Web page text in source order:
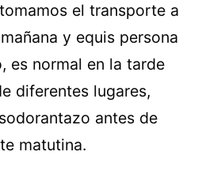
el transporte a
y equis persona
es normal en la tarde
diferentes lugares,
antes de
matutina.